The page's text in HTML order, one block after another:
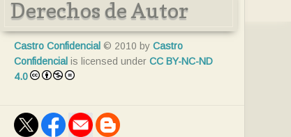
Derechos de Autor
Castro Confidencial © 2010 by Castro
Confidencial is licensed under CC BY-NC-ND
4.0